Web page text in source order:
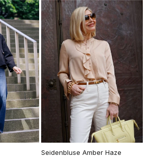
Seidenbluse Amber Haze